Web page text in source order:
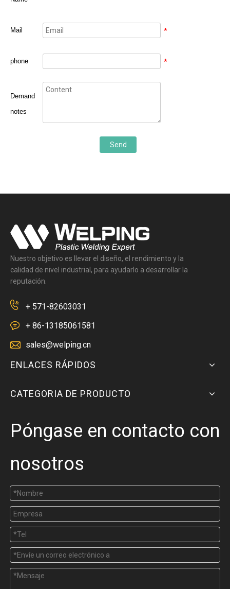
Mail *
phone *
Demand
notes
Send
Nuestro objetivo es llevar el diseño, el rendimiento y la
calidad de nivel industrial, para ayudarlo a desarrollar la
reputación.
+ 571-82603031
+ 86-13185061581
sales@welping.cn
ENLACES RÁPIDOS
CATEGORIA DE PRODUCTO
Póngase en contacto con
nosotros